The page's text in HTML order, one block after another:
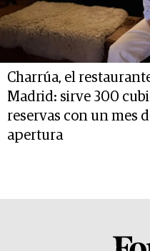
Charrúa, el
Madrid: sirve 300
reservas con un mes
apertura